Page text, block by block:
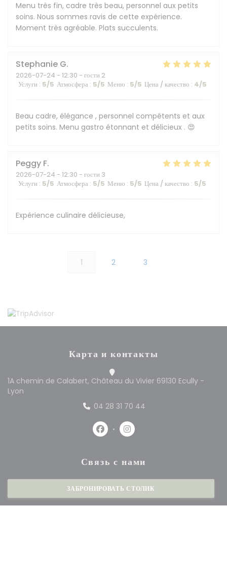
Menu très fin, cadre très beau, personnel aux petits
soins. Nous sommes ravis de cette expérience.
Moment très agréable. Plats succulents.
Stephanie G
2026-07-24 - 12:30 - гости 2
Услуги : 5/5 Атмосфера : 5/5 Меню : 5/5 Цена / качество : 4/5
Beau cadre, élégance , personnel compétents et aux
petits soins. Menu gastro étonnant et délicieux . 😍
Peggy F
2026-07-24 - 12:30 - гости 3
Услуги : 5/5 Атмосфера : 5/5 Меню : 5/5 Цена / качество : 5/5
Expérience culinaire délicieuse,
1 2 3
Карта и контакты
1A chemin de Calabert, Château du Vivier 69130 Ecully -
Lyon
04 28 31 70 44
Facebook ((открывается в новом
Instagram ((открывается
Связь с нами
ЗАБРОНИРОВАТЬ СТОЛИК